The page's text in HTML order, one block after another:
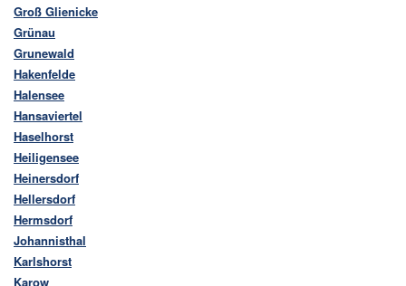
Groß Glienicke
Grünau
Grunewald
Hakenfelde
Halensee
Hansaviertel
Haselhorst
Heiligensee
Heinersdorf
Hellersdorf
Hermsdorf
Johannisthal
Karlshorst
Karow